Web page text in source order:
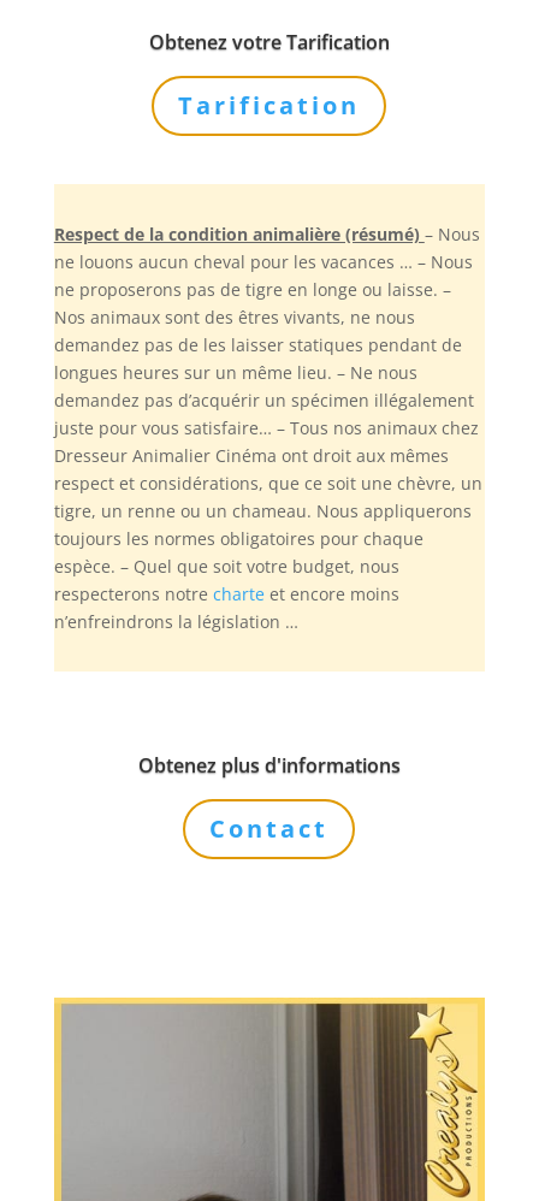
Obtenez votre Tarification
Tarification
Respect de la condition animalière (résumé) – Nous
ne louons aucun cheval pour les vacances … – Nous
ne proposerons pas de tigre en longe ou laisse. –
Nos animaux sont des êtres vivants, ne nous
demandez pas de les laisser statiques pendant de
longues heures sur un même lieu. – Ne nous
demandez pas d’acquérir un spécimen illégalement
juste pour vous satisfaire… – Tous nos animaux chez
Dresseur Animalier Cinéma ont droit aux mêmes
respect et considérations, que ce soit une chèvre, un
tigre, un renne ou un chameau. Nous appliquerons
toujours les normes obligatoires pour chaque
espèce. – Quel que soit votre budget, nous
respecterons notre charteet encore moins
n’enfreindrons la législation …
Obtenez plus d'informations
Contact